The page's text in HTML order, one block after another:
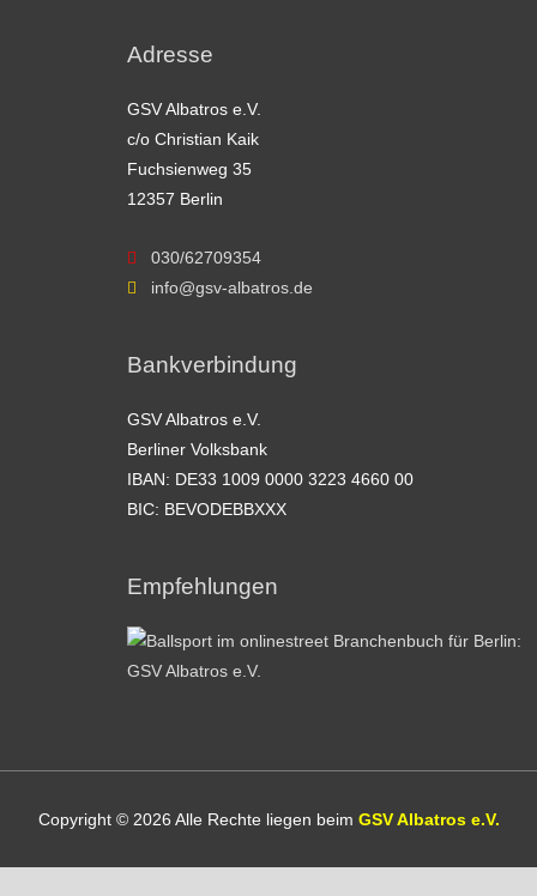
Adresse
GSV Albatros e.V.
c/o Christian Kaik
Fuchsienweg 35
12357 Berlin
030/62709354
info@gsv-albatros.de
Bankverbindung
GSV Albatros e.V.
Berliner Volksbank
IBAN: DE33 1009 0000 3223 4660 00
BIC: BEVODEBBXXX
Empfehlungen
Copyright © 2026 Alle Rechte liegen beim GSV Albatros e.V.